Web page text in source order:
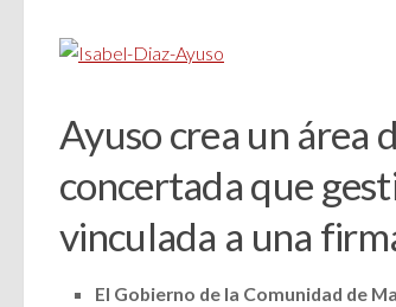
Ayuso crea un área
concertada que
vinculada a una
El Gobierno de la Comunidad de